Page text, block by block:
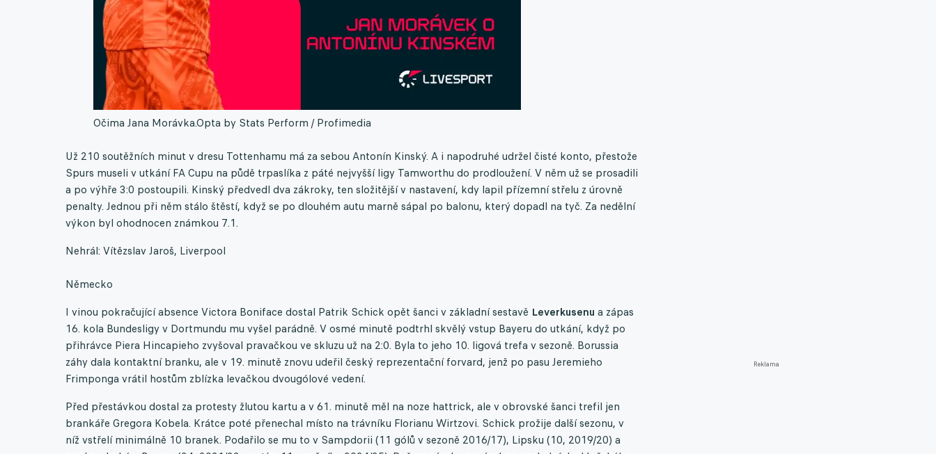
Reklama
Očima Jana Morávka.Opta by Stats Perform / Profimedia
Už 210 soutěžních minut v dresu Tottenhamu má za sebou Antonín Kinský. A i napodruhé udržel čisté konto, přestože
Spurs museli v utkání FA Cupu na půdě trpaslíka z páté nejvyšší ligy Tamworthu do prodloužení. V něm už se prosadili
a po výhře 3:0 postoupili. Kinský předvedl dva zákroky, ten složitější v nastavení, kdy lapil přízemní střelu z úrovně
penalty. Jednou při něm stálo štěstí, když se po dlouhém autu marně sápal po balonu, který dopadl na tyč. Za nedělní
výkon byl ohodnocen známkou 7.1.
Nehrál: Vítězslav Jaroš, Liverpool
Německo
I vinou pokračující absence Victora Boniface dostal Patrik Schick opět šanci v základní sestavě Leverkusenu a zápas
16. kola Bundesligy v Dortmundu mu vyšel parádně. V osmé minutě podtrhl skvělý vstup Bayeru do utkání, když po
přihrávce Piera Hincapieho zvyšoval pravačkou ve skluzu už na 2:0. Byla to jeho 10. ligová trefa v sezoně. Borussia
záhy dala kontaktní branku, ale v 19. minutě znovu udeřil český reprezentační forvard, jenž po pasu Jeremieho
Frimponga vrátil hostům zblízka levačkou dvougólové vedení.
Před přestávkou dostal za protesty žlutou kartu a v 61. minutě měl na noze hattrick, ale v obrovské šanci trefil jen
brankáře Gregora Kobela. Krátce poté přenechal místo na trávníku Florianu Wirtzovi. Schick prožije další sezonu, v
níž vstřelí minimálně 10 branek. Podařilo se mu to v Sampdorii (11 gólů v sezoně 2016/17), Lipsku (10, 2019/20) a